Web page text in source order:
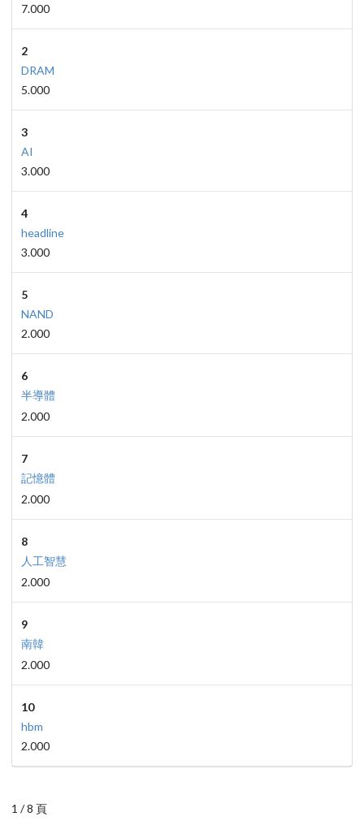
7.000
2
DRAM
5.000
3
AI
3.000
4
headline
3.000
5
NAND
2.000
6
半導體
2.000
7
記憶體
2.000
8
人工智慧
2.000
9
南韓
2.000
10
hbm
2.000
1 / 8 頁